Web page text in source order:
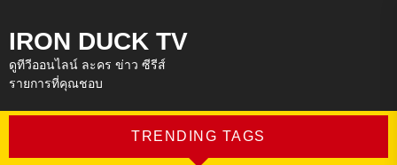
IRON DUCK TV
ดูทีวีออนไลน์ ละคร ข่าว ซีรีส์
รายการที่คุณชอบ
TRENDING TAGS